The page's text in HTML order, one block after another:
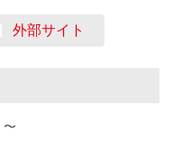
外部サイト
〜